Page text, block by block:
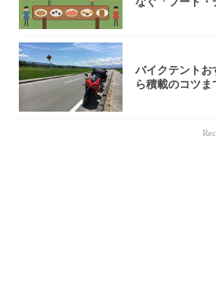
バイクテントお
ら積載のコツま